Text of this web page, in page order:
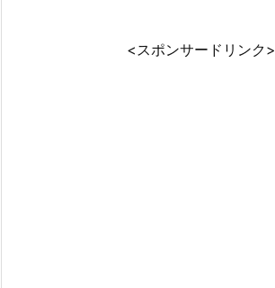
<スポンサードリンク>